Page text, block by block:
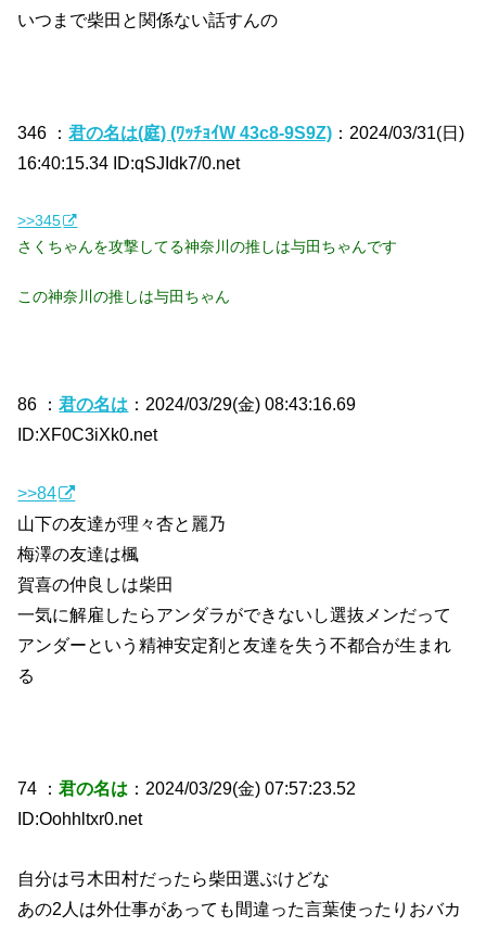
いつまで柴田と関係ない話すんの
346 ：君の名は(庭) (ﾜｯﾁｮｲW 43c8-9S9Z) ：2024/03/31(日)
16:40:15.34 ID:qSJIdk7/0.net
>>345
さくちゃんを攻撃してる神奈川の推しは与田ちゃんです
この神奈川の推しは与田ちゃん
86 ：君の名は ：2024/03/29(金) 08:43:16.69
ID:XF0C3iXk0.net
>>84
山下の友達が理々杏と麗乃
梅澤の友達は楓
賀喜の仲良しは柴田
一気に解雇したらアンダラができないし選抜メンだって
アンダーという精神安定剤と友達を失う不都合が生まれ
る
74 ：君の名は ：2024/03/29(金) 07:57:23.52
ID:Oohhltxr0.net
自分は弓木田村だったら柴田選ぶけどな
あの2人は外仕事があっても間違った言葉使ったりおバカ